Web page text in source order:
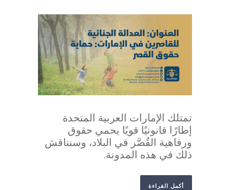
تمتلك الإمارات العربية المتحدة
إطارًا قانونيًا قويًا يحمي حقوق
ورفاهية القُصَّر في البلاد، وسنناقش
ذلك في هذه المدونة.
أكمل القراءة